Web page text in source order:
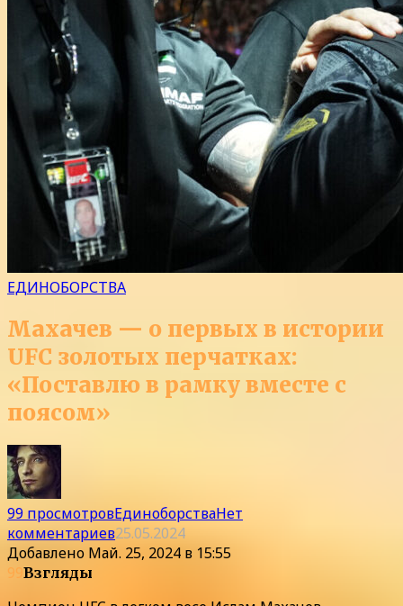
ЕДИНОБОРСТВА
Махачев — о первых в истории
UFC золотых перчатках:
«Поставлю в рамку вместе с
поясом»
99 просмотровЕдиноборстваНет
комментариев25.05.2024
Добавлено Май. 25, 2024 в 15:55
99Взгляды